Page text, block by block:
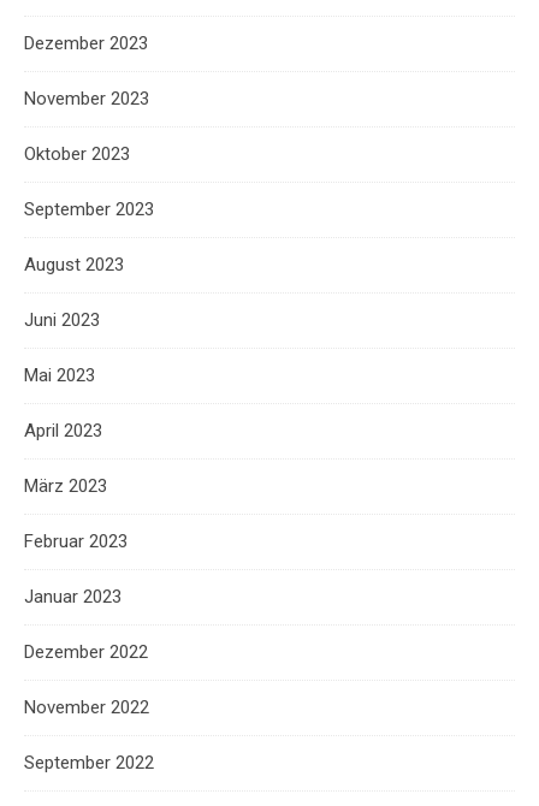
Dezember 2023
November 2023
Oktober 2023
September 2023
August 2023
Juni 2023
Mai 2023
April 2023
März 2023
Februar 2023
Januar 2023
Dezember 2022
November 2022
September 2022